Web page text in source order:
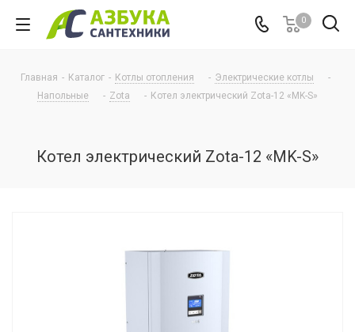
0
Главная - Каталог - Котлы отопления - Электрические котлы
-
Напольные
- Zota - Котел электрический Zota-12 «MK-S»
Котел электрический Zota-12 «MK-S»